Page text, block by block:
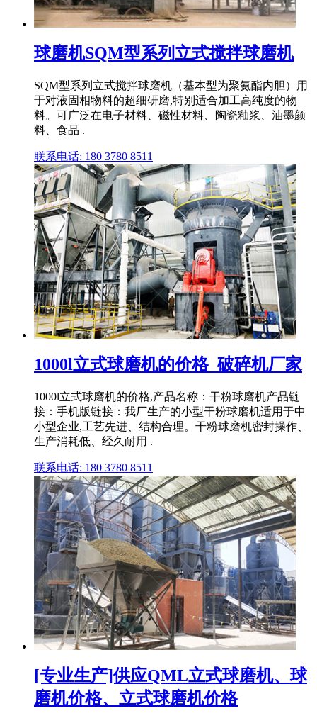
球磨机SQM型系列立式搅拌球磨机
SQM型系列立式搅拌球磨机（基本型为聚氨酯内胆）用
于对液固相物料的超细研磨,特别适合加工高纯度的物
料。可广泛在电子材料、磁性材料、陶瓷釉浆、油墨颜
料、食品 .
联系电话: 180 3780 8511
1000l立式球磨机的价格_破碎机厂家
1000l立式球磨机的价格,产品名称：干粉球磨机产品链
接：手机版链接：我厂生产的小型干粉球磨机适用于中
小型企业,工艺先进、结构合理。干粉球磨机密封操作、
生产消耗低、经久耐用 .
联系电话: 180 3780 8511
[专业生产]供应QML立式球磨机、球
磨机价格、立式球磨机价格